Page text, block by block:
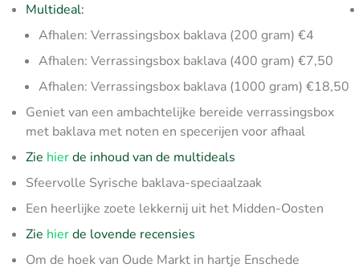
Multideal:
Afhalen: Verrassingsbox baklava (200 gram) €4
Afhalen: Verrassingsbox baklava (400 gram) €7,50
Afhalen: Verrassingsbox baklava (1000 gram) €18,50
Geniet van een ambachtelijke bereide verrassingsbox
met baklava met noten en specerijen voor afhaal
Zie hierde inhoud van de multideals
Sfeervolle Syrische baklava-speciaalzaak
Een heerlijke zoete lekkernij uit het Midden-Oosten
Zie hierde lovende recensies
Om de hoek van Oude Markt in hartje Enschede